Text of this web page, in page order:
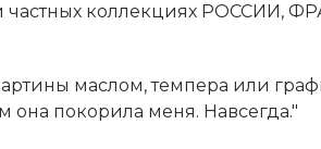
и частных коллекциях
маслом, темпера или
она покорила меня. Навсегда."